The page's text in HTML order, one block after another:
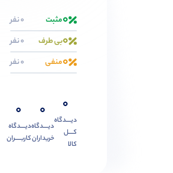
0مثبت 0 نفر
0بی طرف 0 نفر
0منفی 0 نفر
0
دیــــدگاه
کــــل
کالا
0
دیــــدگاه
خریداران
0
دیــــدگاه
کاربـــــران